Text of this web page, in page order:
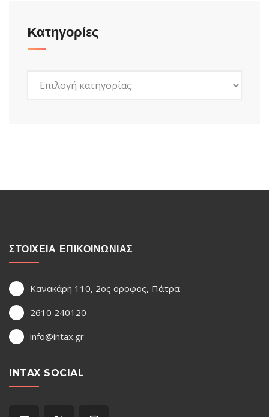
Kατηγορίες
ΣΤΟΙΧΕΙΑ ΕΠΙΚΟΙΝΩΝΙΑΣ
Κανακάρη 110, 2ος οροφος, Πάτρα
2610 240120
info@intax.gr
INTAX SOCIAL